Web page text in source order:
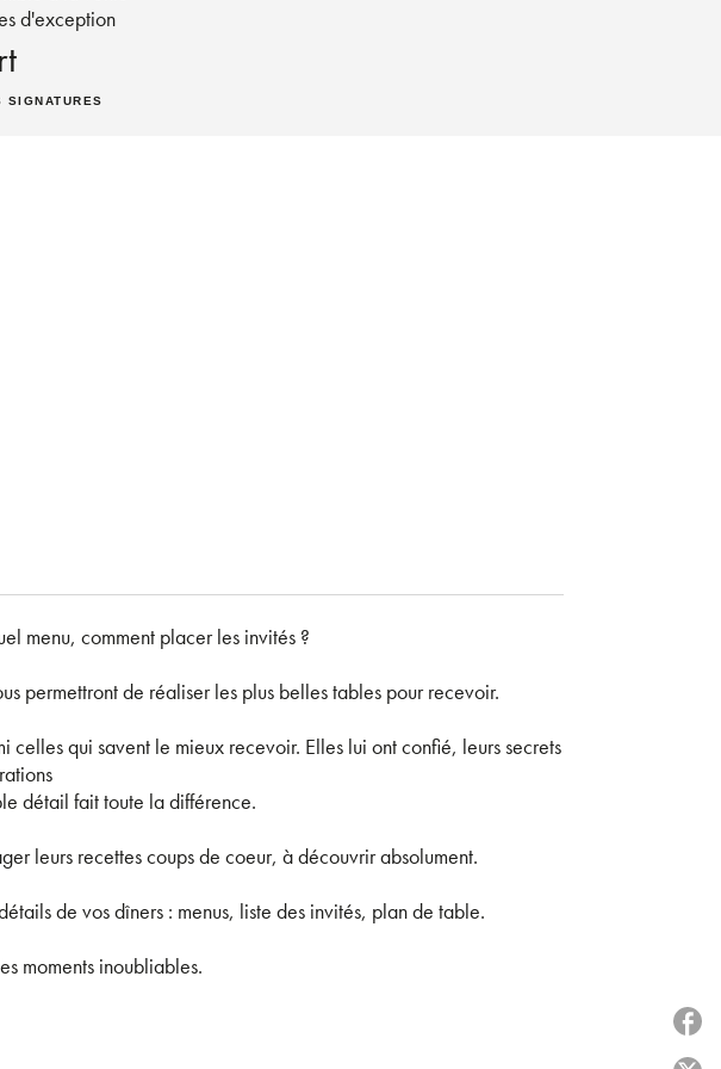
d'exception
SIGNATURES
menu, comment placer les invités ?
permettront de réaliser les plus belles tables pour recevoir.
qui savent le mieux recevoir. Elles lui ont confié, leurs secrets
détail fait toute la différence.
leurs recettes coups de coeur, à découvrir absolument.
de vos dîners : menus, liste des invités, plan de table.
moments inoubliables.